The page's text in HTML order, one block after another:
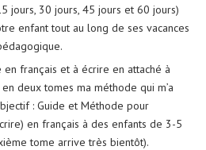
jours, 30 jours, 45 jours et 60 jours)
enfant tout au long de ses vacances
français et à écrire en attaché à
deux tomes ma méthode qui m’a
: Guide et Méthode pour
en français à des enfants de 3-5
tome arrive très bientôt).